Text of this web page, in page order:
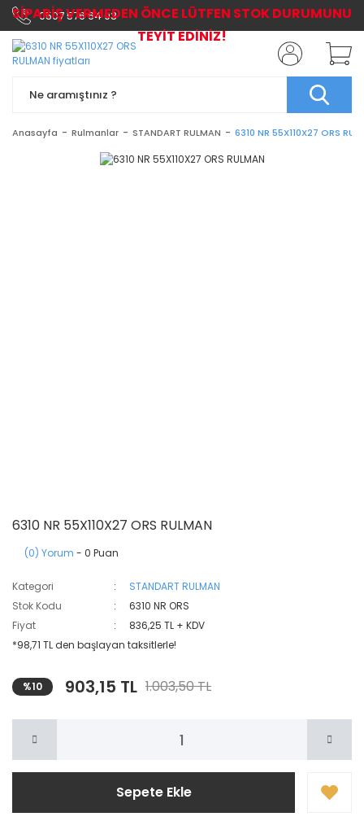
0507 576 64 03
Anasayfa Rulmanlar STANDART RULMAN 6310 NR 55X110X27 ORS
6310 NR 55X110X27 ORS RULMAN
(0) Yorum - 0 Puan
Kategori
STANDART RULMAN
Stok Kodu
6310 NR ORS
Fiyat
836,25 TL + KDV
*98,71 TL den başlayan taksitlerle!
%10 903,15 TL 1.003,50 TL
Sepete Ekle
SİPARİŞ VERMEDEN ÖNCE LÜTFEN STOK DURUMUNU
TEYİT EDİNİZ!